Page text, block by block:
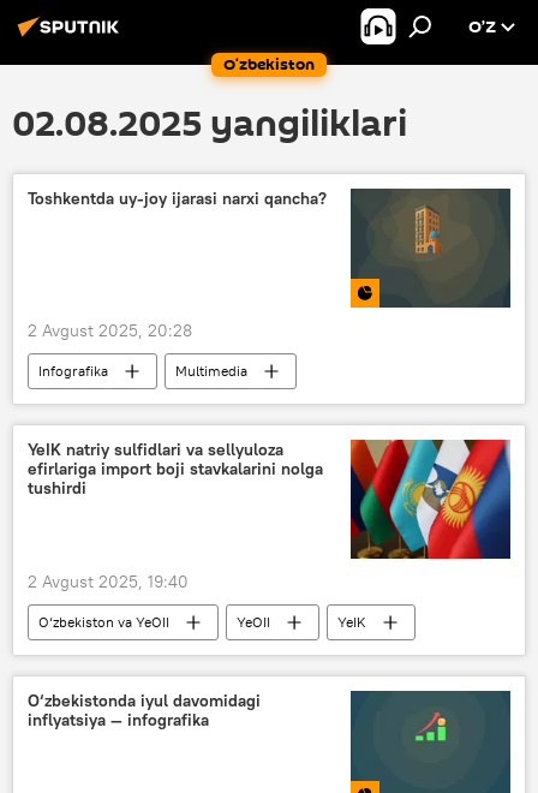
O‘zbekiston
O’Z
02.08.2025 yangiliklari
Toshkentda uy-joy ijarasi narxi qancha?
2 Avgust 2025, 20:28
Infografika
Multimedia
O‘zbekiston
Toshkent
uy
ijara
narx-navo
YeIK natriy sulfidlari va sellyuloza
efirlariga import boji stavkalarini nolga
tushirdi
2 Avgust 2025, 19:40
O‘zbekiston va YeOII YeOII
YeIK
import
bojxona boji qaror
O‘zbekistonda iyul davomidagi
inflyatsiya — infografika